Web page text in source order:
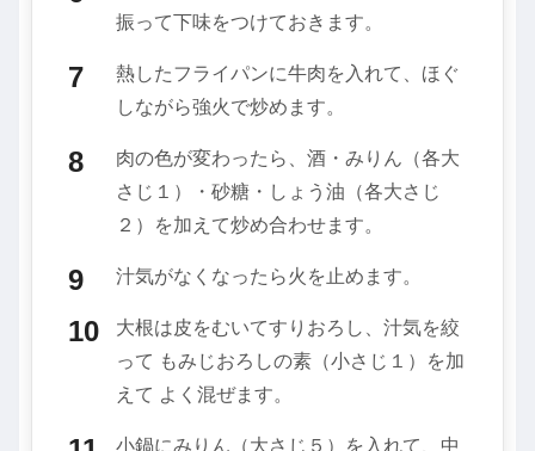
振って下味をつけておきます。
熱したフライパンに牛肉を入れて、ほぐ
しながら強火で炒めます。
肉の色が変わったら、酒・みりん（各大
さじ１）・砂糖・しょう油（各大さじ
２）を加えて炒め合わせます。
汁気がなくなったら火を止めます。
大根は皮をむいてすりおろし、汁気を絞
って もみじおろしの素（小さじ１）を加
えて よく混ぜます。
小鍋にみりん（大さじ５）を入れて、中